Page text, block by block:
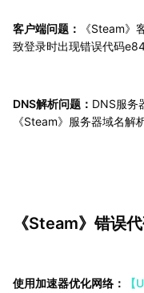
客户端问题：
《Steam》
致登录时出现错误代码e84
DNS解析问题： DNS服务
《Steam》服务器域名解
《Steam》错误
使用加速器优化网络： 【